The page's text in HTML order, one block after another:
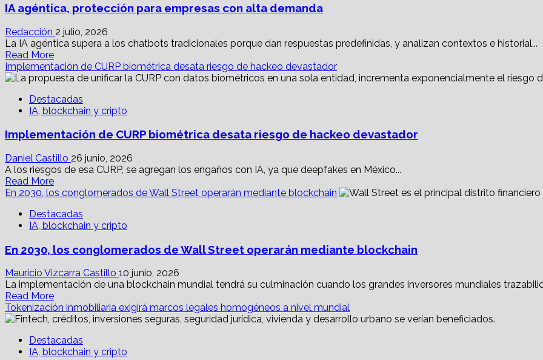
presupuesto
corporativo
se
destina
a
frontline
IA agéntica, protección para empresas con alta demanda
Redacción 2 julio, 2026
La IA agéntica supera a los chatbots tradicionales porque dan respuestas predefinidas, y analizan contextos e historial...
Read MoreRead
more
about
agéntica,
protección
empresas
alta
demanda
Implementación de CURP biométrica desata riesgo de hackeo devastador
Destacadas
IA, blockchain y cripto
Implementación de CURP biométrica desata riesgo de hackeo devastador
Daniel Castillo 26 junio, 2026
A los riesgos de esa CURP, se agregan los engaños con IA, ya que deepfakes en México...
Read MoreRead
more
Implementación
de
biométrica
riesgo
de
hackeo
devastador
En 2030, los conglomerados de Wall Street operarán mediante blockchain
Destacadas
IA, blockchain y cripto
En 2030, los conglomerados de Wall Street operarán mediante blockchain
Mauricio Vizcarra Castillo 10 junio, 2026
La implementación de una blockchain mundial tendrá su culminación cuando los grandes inversores mundiales
Read MoreRead
more
about
2030,
los
Tokenización inmobiliaria exigirá marcos legales homogéneos a nivel mundial
Destacadas
IA, blockchain y cripto